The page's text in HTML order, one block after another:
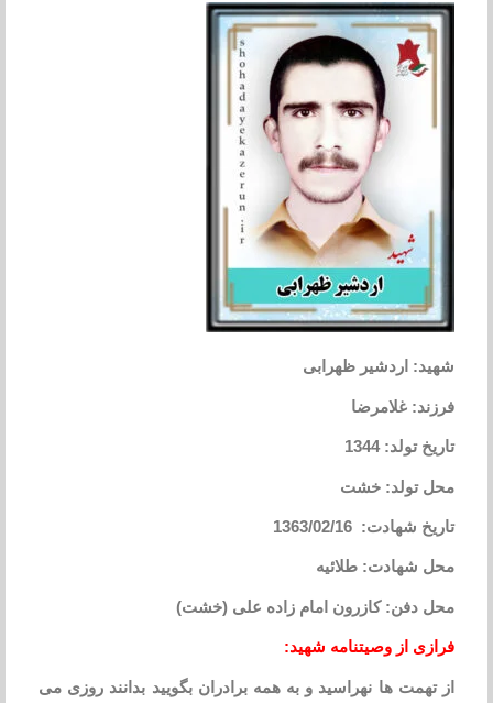
شهید: اردشیر ظهرابی
فرزند: غلامرضا
تاریخ تولد: 1344
محل تولد: خشت
تاریخ شهادت: 1363/02/16
محل شهادت: طلائیه
محل دفن: کازرون امام زاده علی (خشت)
فرازی از وصیتنامه شهید:
از تهمت ها نهراسید و به همه برادران بگویید بدانند روزی می